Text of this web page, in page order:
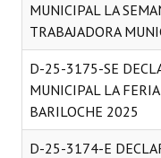
MUNICIPAL LA
TRABAJADORA
D-25-3175-SE
MUNICIPAL LA
BARILOCHE 2025
D-25-3174-E